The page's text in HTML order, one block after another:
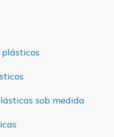
plásticos
sob medida